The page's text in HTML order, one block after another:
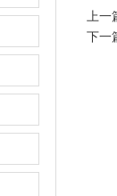
上一篇
下一篇